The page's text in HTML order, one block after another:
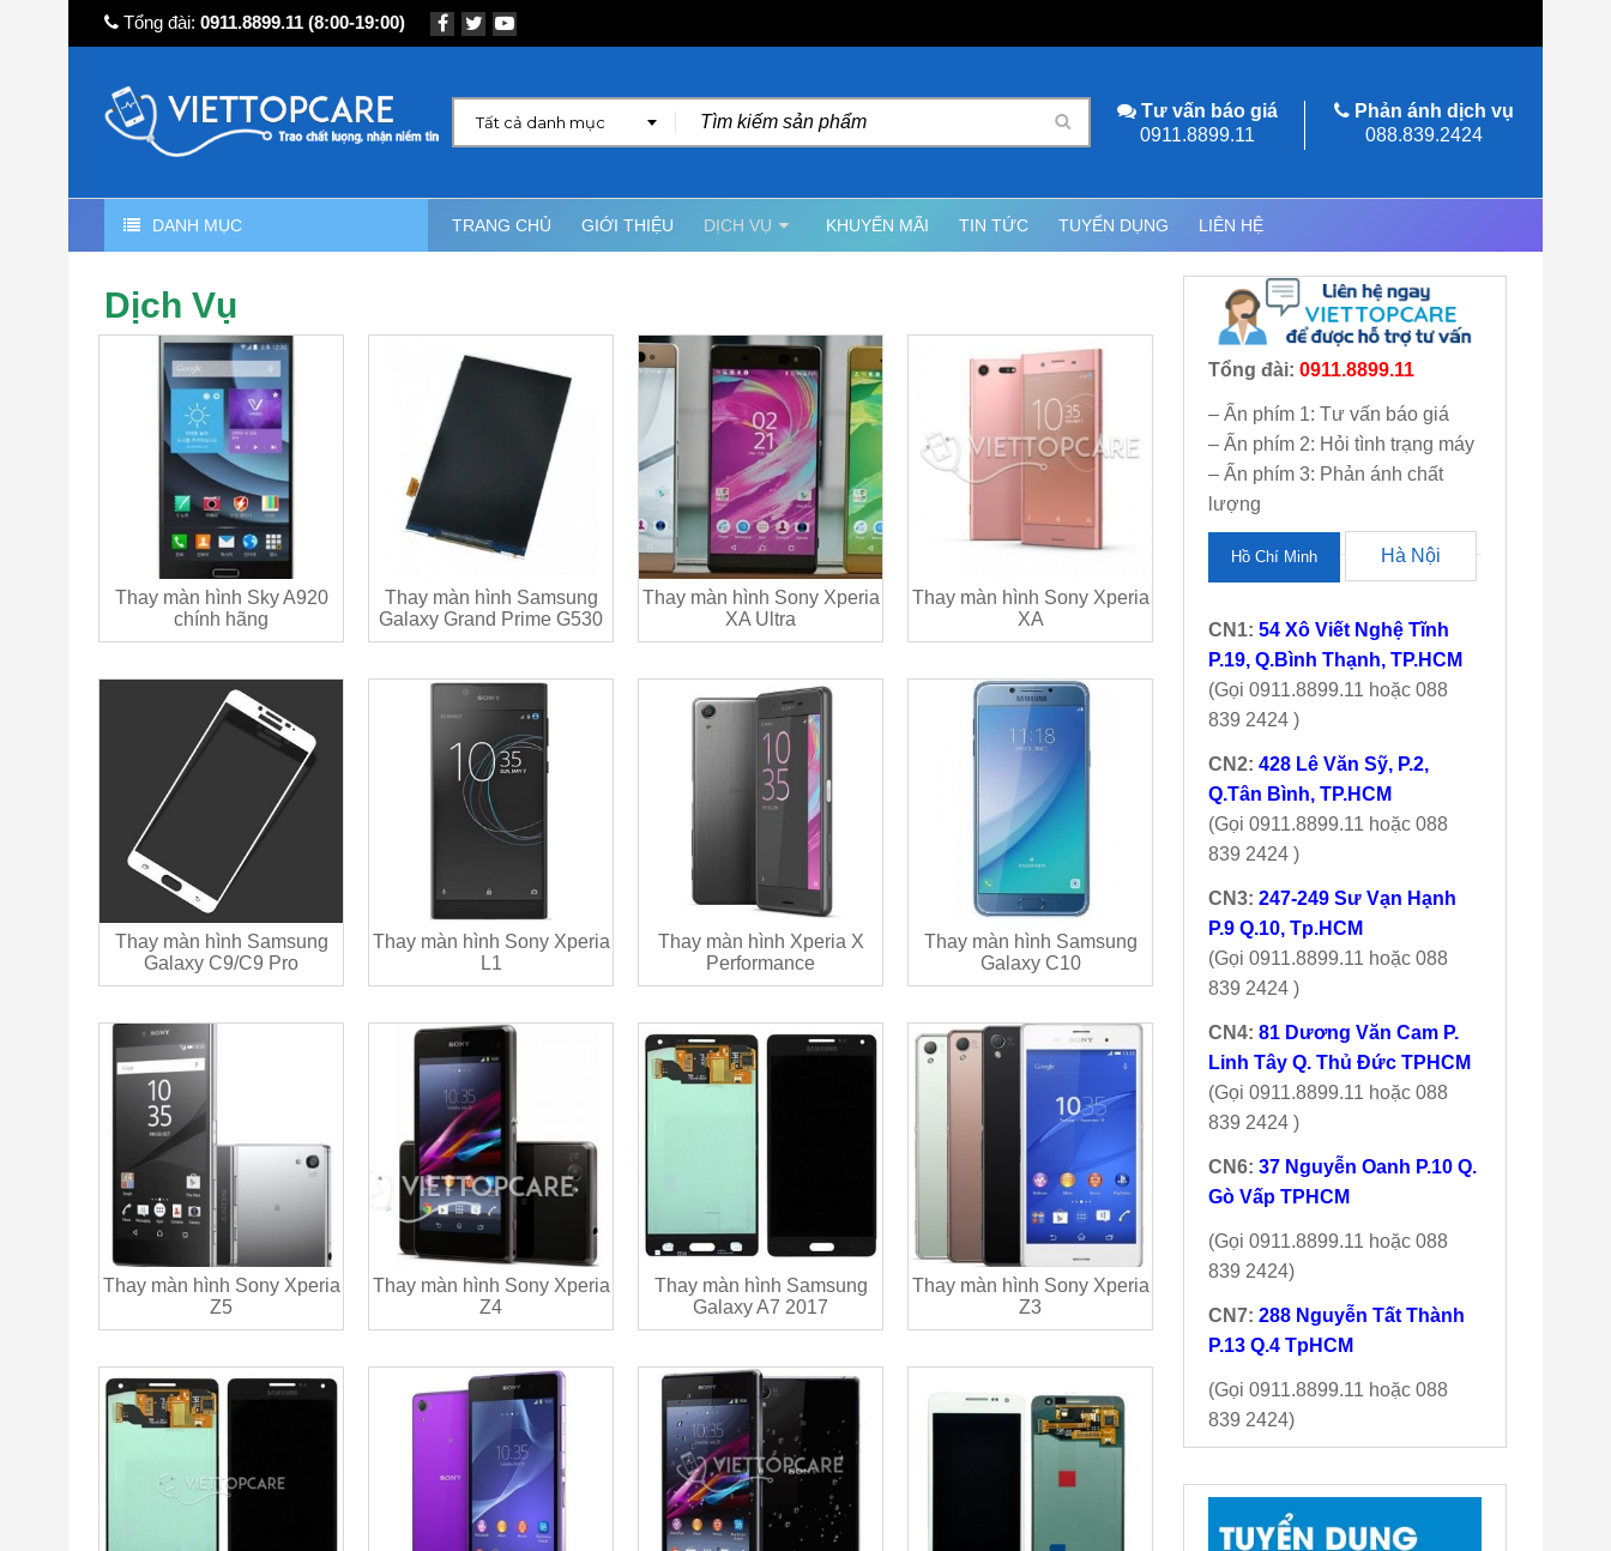
Tổng đài: 0911.8899.11 (8:00-19:00)
Tất cả danh mục
Tư vấn báo giá
0911.8899.11
Phản ánh dịch vụ
088.839.2424
DANH MỤC TRANG CHỦ GIỚI THIỆU DỊCH VỤ KHUYẾN MÃI TIN TỨC TUYỂN DỤNG LIÊN HỆ
Dịch Vụ
Thay màn hình Sky A920
chính hãng
Thay màn hình Samsung
Galaxy Grand Prime G530
Thay màn hình Sony Xperia
XA Ultra
Thay màn hình Sony Xperia
XA
Thay màn hình Samsung
Galaxy C9/C9 Pro
Thay màn hình Sony Xperia
L1
Thay màn hình Xperia X
Performance
Thay màn hình Samsung
Galaxy C10
Thay màn hình Sony Xperia
Z5
Thay màn hình Sony Xperia
Z4
Thay màn hình Samsung
Galaxy A7 2017
Thay màn hình Sony Xperia
Z3
Tổng đài: 0911.8899.11
– Ấn phím 1: Tư vấn báo giá
– Ấn phím 2: Hỏi tình trạng máy
– Ấn phím 3: Phản ánh chất
lượng
Hồ Chí Minh Hà Nội
CN1: 54 Xô Viết Nghệ Tĩnh
P.19, Q.Bình Thạnh, TP.HCM
(Gọi 0911.8899.11 hoặc 088
839 2424 )
CN2: 428 Lê Văn Sỹ, P.2,
Q.Tân Bình, TP.HCM
(Gọi 0911.8899.11 hoặc 088
839 2424 )
CN3: 247-249 Sư Vạn Hạnh
P.9 Q.10, Tp.HCM
(Gọi 0911.8899.11 hoặc 088
839 2424 )
CN4: 81 Dương Văn Cam P.
Linh Tây Q. Thủ Đức TPHCM
(Gọi 0911.8899.11 hoặc 088
839 2424 )
CN6: 37 Nguyễn Oanh P.10 Q.
Gò Vấp TPHCM
(Gọi 0911.8899.11 hoặc 088
839 2424)
CN7: 288 Nguyễn Tất Thành
P.13 Q.4 TpHCM
(Gọi 0911.8899.11 hoặc 088
839 2424)